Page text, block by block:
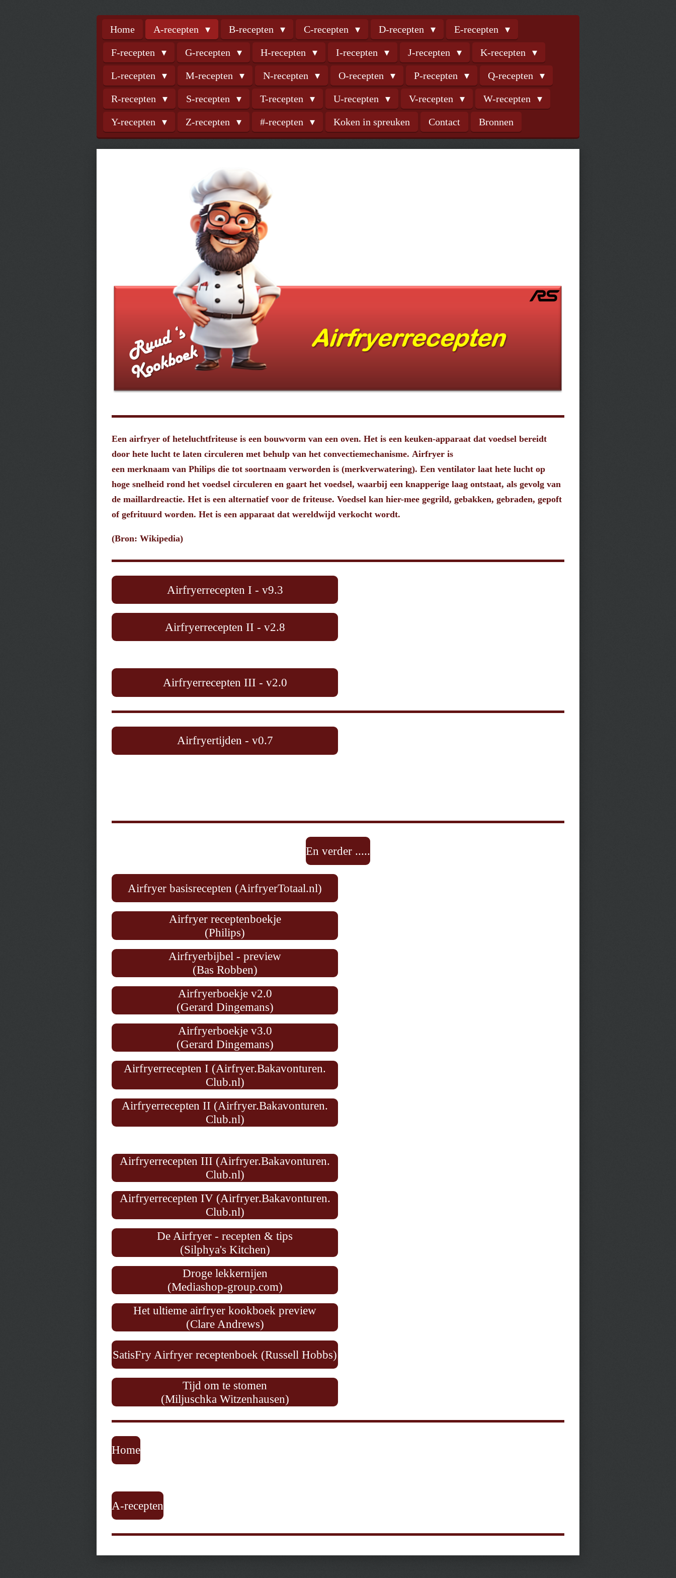
Home A-recepten B-recepten C-recepten D-recepten E-recepten
F-recepten G-recepten H-recepten I-recepten J-recepten K-recepten
L-recepten M-recepten N-recepten O-recepten P-recepten Q-recepten
R-recepten S-recepten T-recepten U-recepten V-recepten W-recepten
Y-recepten Z-recepten #-recepten Koken in spreuken Contact Bronnen
Een airfryer of heteluchtfriteuse is een bouwvorm van een oven. Het is een keuken-apparaat dat voedsel bereidt
door hete lucht te laten circuleren met behulp van het convectiemechanisme. Airfryer is
een merknaam van Philips die tot soortnaam verworden is (merkverwatering). Een ventilator laat hete lucht op
hoge snelheid rond het voedsel circuleren en gaart het voedsel, waarbij een knapperige laag ontstaat, als gevolg van
de maillardreactie. Het is een alternatief voor de friteuse. Voedsel kan hier-mee gegrild, gebakken, gebraden, gepoft
of gefrituurd worden. Het is een apparaat dat wereldwijd verkocht wordt.
(Bron: Wikipedia)
Airfryerrecepten I - v9.3
Airfryerrecepten II - v2.8
Airfryerrecepten III - v2.0
Airfryertijden - v0.7
En verder .....
Airfryer basisrecepten (AirfryerTotaal.nl)
Airfryer receptenboekje
(Philips)
Airfryerbijbel - preview
(Bas Robben)
Airfryerboekje v2.0
(Gerard Dingemans)
Airfryerboekje v3.0
(Gerard Dingemans)
Airfryerrecepten I (Airfryer.Bakavonturen.
Club.nl)
Airfryerrecepten II (Airfryer.Bakavonturen.
Club.nl)
Airfryerrecepten III (Airfryer.Bakavonturen.
Club.nl)
Airfryerrecepten IV (Airfryer.Bakavonturen.
Club.nl)
De Airfryer - recepten & tips
(Silphya's Kitchen)
Droge lekkernijen
(Mediashop-group.com)
Het ultieme airfryer kookboek preview
(Clare Andrews)
SatisFry Airfryer receptenboek (Russell Hobbs)
Tijd om te stomen
(Miljuschka Witzenhausen)
Home
A-recepten